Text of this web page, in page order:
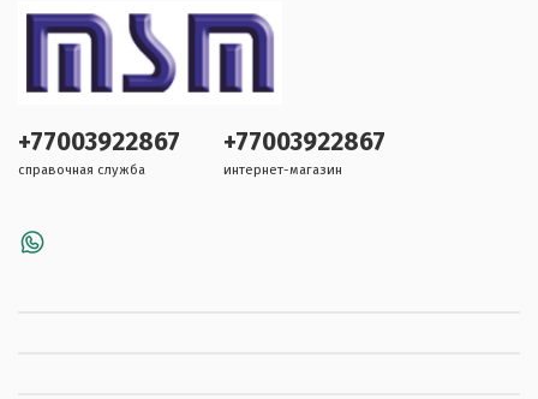
+77003922867
справочная служба
+77003922867
интернет-магазин